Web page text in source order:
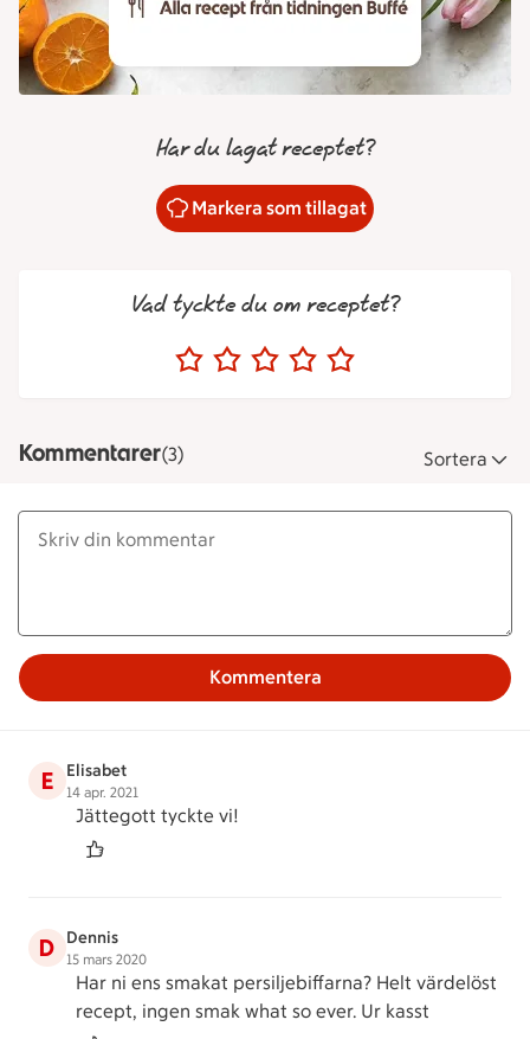
Har du lagat receptet?
Markera som tillagat
Vad tyckte du om receptet?
Kommentarer(3) Sortera
Kommentera
E Elisabet
14 apr. 2021
Jättegott tyckte vi!
D Dennis
15 mars 2020
Har ni ens smakat persiljebiffarna? Helt värdelöst
recept, ingen smak what so ever. Ur kasst